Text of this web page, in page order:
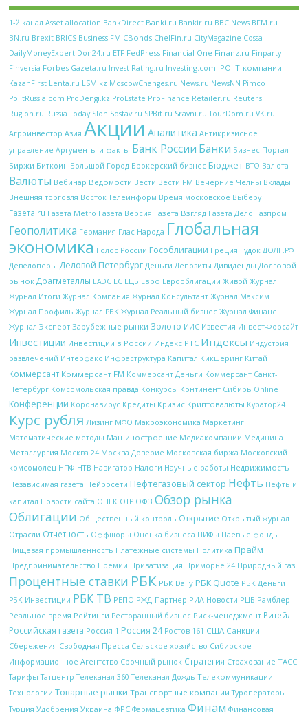
1-й канал Asset allocation BankDirect Banki.ru Bankir.ru BBC News BFM.ru
BN.ru Brexit BRICS Business FM CBonds ChelFin.ru CityMagazine Cossa
DailyMoneyExpert Don24.ru ETF FedPress Financial One Finanz.ru Finparty
Finversia Forbes Gazeta.ru Invest-Rating.ru Investing.com IPO IT-компании
KazanFirst Lenta.ru LSM.kz MoscowChanges.ru News.ru NewsNN Pimco
PolitRussia.com ProDengi.kz ProEstate ProFinance Retailer.ru Reuters
Rugion.ru Russia Today Slon Sostav.ru SPBit.ru Sravni.ru TourDom.ru VK.ru
Агроинвестор Азия Акции Аналитика Антикризисное
управление Аргументы и факты Банк России Банки Бизнес Портал
Биржи Биткоин Большой Город Брокерский бизнес Бюджет ВТО Валюта
Валюты Вебинар Ведомости Вести Вести FM Вечерние Челны Вклады
Внешняя торговля Восток Телеинформ Время московское Выберу
Газета.ru Газета Metro Газета Версия Газета Взгляд Газета Дело Газпром
Геополитика Германия Глас Народа Глобальная
экономика Голос России Гособлигации Греция Гудок ДОЛГ.РФ
Девелоперы Деловой Петербург Деньги Депозиты Дивиденды Долговой
рынок Драгметаллы ЕАЭС ЕС ЕЦБ Евро Еврооблигации Живой Журнал
Журнал Итоги Журнал Компания Журнал Консультант Журнал Максим
Журнал Профиль Журнал РБК Журнал Реальный бизнес Журнал Финанс
Журнал Эксперт Зарубежные рынки Золото ИИС Известия Инвест-Форсайт
Инвестиции Инвестиции в России Индекс РТС Индексы Индустрия
развлечений Интерфакс Инфраструктура Капитал Кикшеринг Китай
Коммерсант Коммерсант FM Коммерсант Деньги Коммерсант Санкт-
Петербург Комсомольская правда Конкурсы Континент Сибирь Online
Конференции Коронавирус Кредиты Кризис Криптовалюты Куратор24
Курс рубля Лизинг МФО Макроэкономика Маркетинг
Математические методы Машиностроение Медиакомпании Медицина
Металлургия Москва 24 Москва Доверие Московская биржа Московский
комсомолец НПФ НТВ Навигатор Налоги Научные работы Недвижимость
Независимая газета Нейросети Нефтегазовый сектор Нефть Нефть и
капитал Новости сайта ОПЕК ОТР ОФЗ Обзор рынка
Облигации Общественный контроль Открытие Открытый журнал
Отрасли Отчетность Оффшоры Оценка бизнеса ПИФы Паевые фонды
Пищевая промышленность Платежные системы Политика Прайм
Предпринимательство Премии Приватизация Приморье 24 Природный газ
Процентные ставки РБК РБК Daily РБК Quote РБК Деньги
РБК Инвестиции РБК ТВ РЕПО РЖД-Партнер РИА Новости РЦБ Рамблер
Реальное время Рейтинги Ресторанный бизнес Риск-менеджмент Ритейл
Российская газета Россия 1 Россия 24 Ростов 161 США Санкции
Сбережения Свободная Пресса Сельское хозяйство Сибирское
Информационное Агентство Срочный рынок Стратегия Страхование ТАСС
Тарифы Татцентр Телеканал 360 Телеканал Дождь Телекоммуникации
Технологии Товарные рынки Транспортные компании Туроператоры
Турция Удобрения Украина ФРС Фармацевтика Финам Финансовая